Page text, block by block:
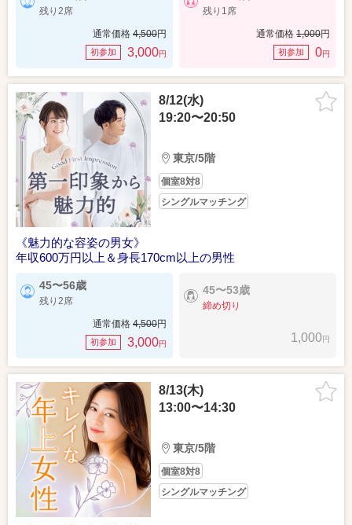
残り2席
通常価格 4,500円
初参加 3,000円
残り1席
通常価格 1,000円
初参加 0円
8/12(水)
19:20〜20:50
東京/5階
個室8対8
シングルマッチング
《魅力的な容姿の男女》
年収600万円以上＆身長170cm以上の男性
45〜56歳
残り2席
通常価格 4,500円
初参加 3,000円
45〜53歳
締め切り
1,000円
8/13(木)
13:00〜14:30
東京/5階
個室8対8
シングルマッチング